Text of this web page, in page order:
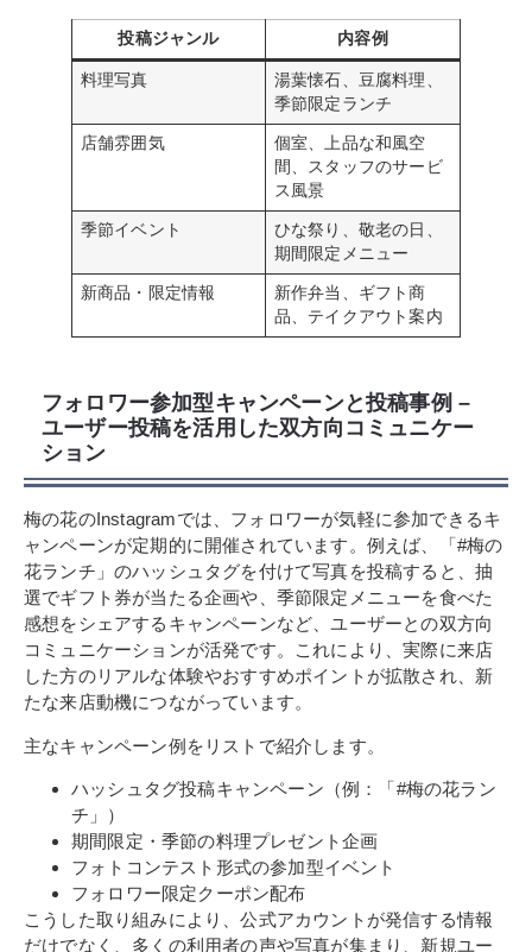
投稿ジャンル 内容例
料理写真
湯葉懐石、豆腐料理、
季節限定ランチ
店舗雰囲気
個室、上品な和風空
間、スタッフのサービ
ス風景
季節イベント
ひな祭り、敬老の日、
期間限定メニュー
新商品・限定情報
新作弁当、ギフト商
品、テイクアウト案内
フォロワー参加型キャンペーンと投稿事例 –
ユーザー投稿を活用した双方向コミュニケー
ション
梅の花のInstagramでは、フォロワーが気軽に参加できるキ
ャンペーンが定期的に開催されています。例えば、「#梅の
花ランチ」のハッシュタグを付けて写真を投稿すると、抽
選でギフト券が当たる企画や、季節限定メニューを食べた
感想をシェアするキャンペーンなど、ユーザーとの双方向
コミュニケーションが活発です。これにより、実際に来店
した方のリアルな体験やおすすめポイントが拡散され、新
たな来店動機につながっています。
主なキャンペーン例をリストで紹介します。
ハッシュタグ投稿キャンペーン（例：「#梅の花ラン
チ」）
期間限定・季節の料理プレゼント企画
フォトコンテスト形式の参加型イベント
フォロワー限定クーポン配布
こうした取り組みにより、公式アカウントが発信する情報
だけでなく、多くの利用者の声や写真が集まり、新規ユー